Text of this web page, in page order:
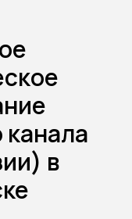
канала
в